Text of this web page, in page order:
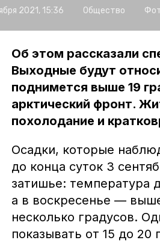
2021, 15:36 Общество
Об этом рассказали
Выходные будут
поднимется выше 19
арктический фронт.
похолодание и
Осадки, которые
до конца суток 3
затишье: температура
а в воскресенье —
несколько градусов.
показывать от 15 до 20